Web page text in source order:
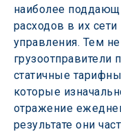
наиболее
расходов в их
управления. Тем
грузоотправители
статичные
которые
отражение
результате они